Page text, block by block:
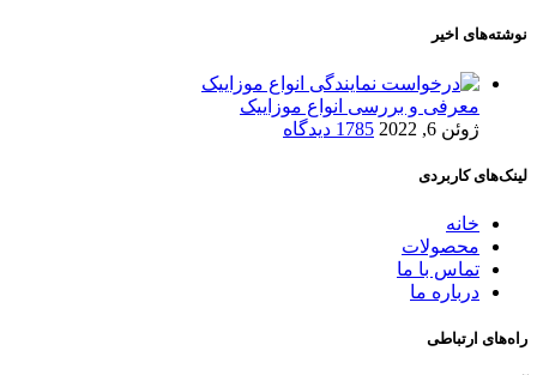
نوشته‌های اخیر
معرفی و بررسی انواع موزاییک
ژوئن 6, 2022
1785 دیدگاه
لینک‌های کاربردی
خانه
محصولات
تماس با ما
درباره ما
راه‌های ارتباطی